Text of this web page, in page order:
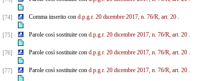
[74] Comma inserito con d.p.g.r. 20 dicembre 2017, n. 76/R, art. 20.
[75] Parole così sostituite con d.p.g.r. 20 dicembre 2017, n. 76/R, art. 20.
[76] Parole così sostituite con d.p.g.r. 20 dicembre 2017, n. 76/R, art. 20.
[77] Parole così sostituite con d.p.g.r. 20 dicembre 2017, n. 76/R, art. 20.